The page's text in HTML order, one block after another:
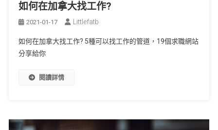
如何在加拿大找工作?
2021-01-17 Littlefatb
如何在加拿大找工作? 5種可以找工作的管道，19個求職網站
分享給你
閱讀詳情